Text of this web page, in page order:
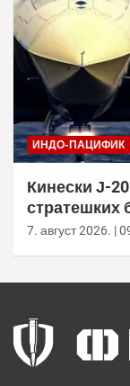
ИНДО-ПАЦИФИК
Кинески Ј-
стратешких
7. август 2026. |